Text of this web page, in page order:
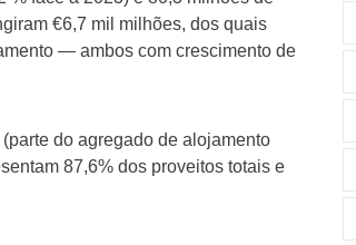
€6,7 mil milhões, dos quais
— ambos com crescimento de
do agregado de alojamento
87,6% dos proveitos totais e